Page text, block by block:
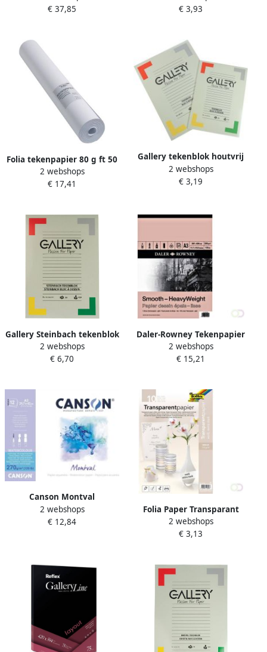
A3 transparant blok van 50
€ 37,85
houtvrij papier 190 g mÃÂ²
€ 3,93
Folia tekenpapier 80 g ft 50
cm x 50 m houtvrij papier
op rol
2 webshops
€ 17,41
Gallery tekenblok houtvrij
papier 120 g mÃÂ² ft 21 x 29
7 cm (A4) blok van 24 vel
2 webshops
€ 3,19
Gallery Steinbach tekenblok
gekorreld ft 21 x 29 7 cm
(A4) 250 g mÂ² blok van 20
2 webshops
€ 6,70
Daler-Rowney Tekenpapier
Smooth Heavyweight 220gr
A3 natuurlijk wit
2 webshops
€ 15,21
Canson Montval
aquarelpapier wit met
grove korrel 270 g mÂ² ft A3
2 webshops
€ 12,84
Folia Paper Transparant
papier Folia A4 115gr 10 vel
wit
2 webshops
€ 3,13